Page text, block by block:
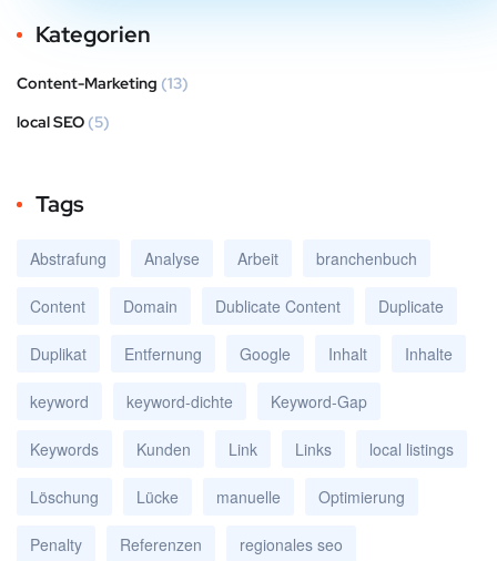
Kategorien
Content-Marketing (13)
local SEO (5)
Tags
Abstrafung Analyse Arbeit branchenbuch
Content Domain Dublicate Content Duplicate
Duplikat Entfernung Google Inhalt Inhalte
keyword keyword-dichte Keyword-Gap
Keywords Kunden Link Links local listings
Löschung Lücke manuelle Optimierung
Penalty Referenzen regionales seo